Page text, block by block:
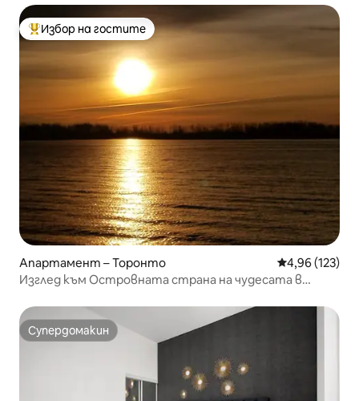
Най-популярен избор на гостите
Избор на гостите
Апартамент – Торонто Средна
4,96 (123)
Изглед към Островната страна на чудесата в
Супердомакин
Супердомакин